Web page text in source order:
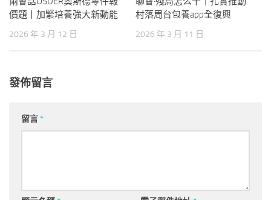
價題丨加緊培養強大新動能
2026 年 3 月 12 日
村落周台包養app全復興
2026 年 3 月 11 日
發佈留言
留言*